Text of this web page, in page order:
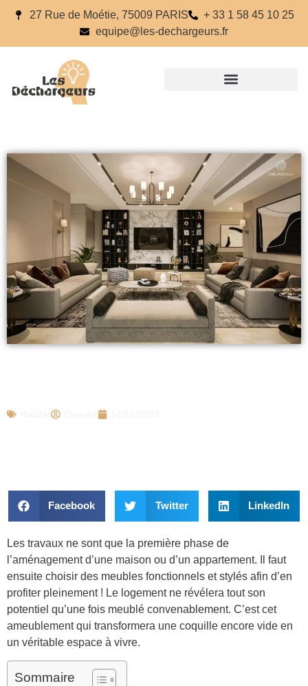
27 Rue de Moétie, 75009 PARIS
+ 33 1 58 45 10 25
equipe@les-dechargeurs.fr
Facebook Twitter LinkedIn
Les travaux ne sont que la première phase de
l’aménagement d’une maison ou d’un appartement. Il faut
ensuite choisir des meubles fonctionnels et stylés afin d’en
profiter pleinement ! Le logement ne révélera tout son
potentiel qu’une fois meublé convenablement. C’est cet
ameublement qui transformera une coquille encore vide en
un véritable espace à vivre.
Sommaire